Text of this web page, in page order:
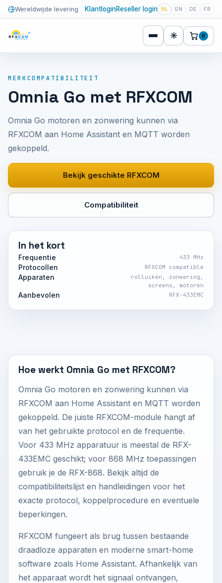
Wereldwijde levering KlantloginReseller login NL EN DE FR
☀ 0
MERKCOMPATIBILITEIT
Omnia Go met RFXCOM
Omnia Go motoren en zonwering kunnen via
RFXCOM aan Home Assistant en MQTT worden
gekoppeld.
Bekijk geschikte RFXCOM
Compatibiliteit
In het kort
Frequentie 433 MHz
Protocollen RFXCOM compatible
Apparaten
rolluiken, zonwering,
screens, motoren
Aanbevolen RFX-433EMC
Hoe werkt Omnia Go met RFXCOM?
Omnia Go motoren en zonwering kunnen via
RFXCOM aan Home Assistant en MQTT worden
gekoppeld. De juiste RFXCOM-module hangt af
van het gebruikte protocol en de frequentie.
Voor 433 MHz apparatuur is meestal de RFX-
433EMC geschikt; voor 868 MHz toepassingen
gebruik je de RFX-868. Bekijk altijd de
compatibiliteitslijst en handleidingen voor het
exacte protocol, koppelprocedure en eventuele
beperkingen.
RFXCOM fungeert als brug tussen bestaande
draadloze apparaten en moderne smart-home
software zoals Home Assistant. Afhankelijk van
het apparaat wordt het signaal ontvangen,